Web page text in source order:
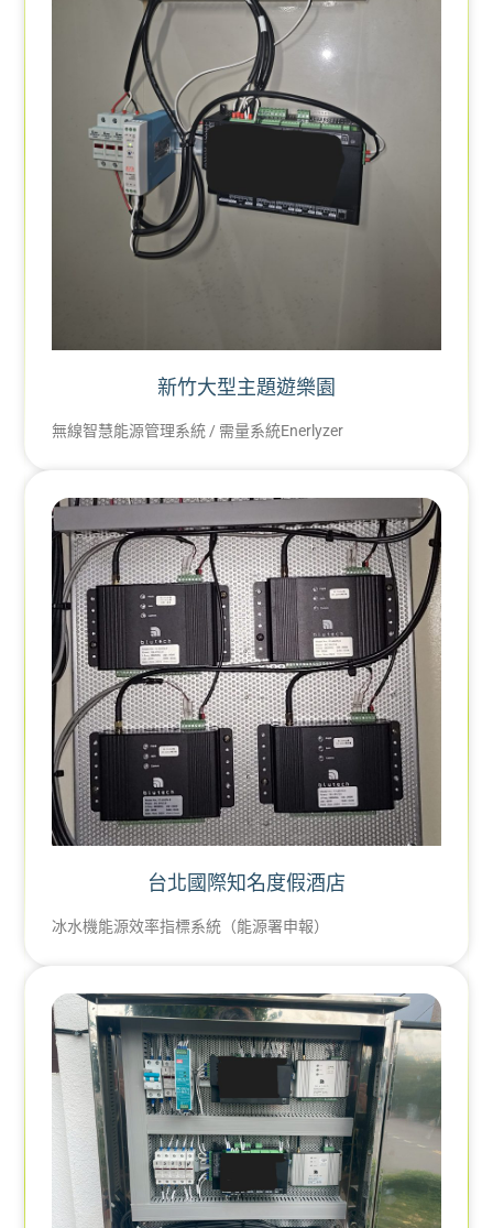
新竹大型主題遊樂園
無線智慧能源管理系統 / 需量系統Enerlyzer
台北國際知名度假酒店
冰水機能源效率指標系統（能源署申報）